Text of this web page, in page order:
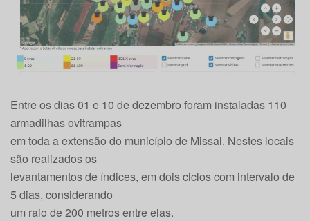
Entre os dias 01 e 10 de dezembro foram instaladas 110
armadilhas ovitrampas
em toda a extensão do município de Missal. Nestes locais
são realizados os
levantamentos de índices, em dois ciclos com intervalo de
5 dias, considerando
um raio de 200 metros entre elas.